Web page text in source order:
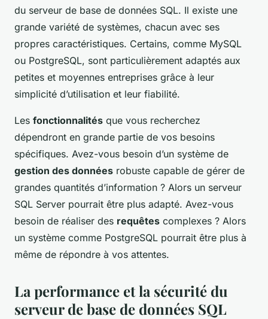
du serveur de base de données SQL. Il existe une
grande variété de systèmes, chacun avec ses
propres caractéristiques. Certains, comme MySQL
ou PostgreSQL, sont particulièrement adaptés aux
petites et moyennes entreprises grâce à leur
simplicité d’utilisation et leur fiabilité.
Les fonctionnalités que vous recherchez
dépendront en grande partie de vos besoins
spécifiques. Avez-vous besoin d’un système de
gestion des données robuste capable de gérer de
grandes quantités d’information ? Alors un serveur
SQL Server pourrait être plus adapté. Avez-vous
besoin de réaliser des requêtes complexes ? Alors
un système comme PostgreSQL pourrait être plus à
même de répondre à vos attentes.
La performance et la sécurité du
serveur de base de données SQL